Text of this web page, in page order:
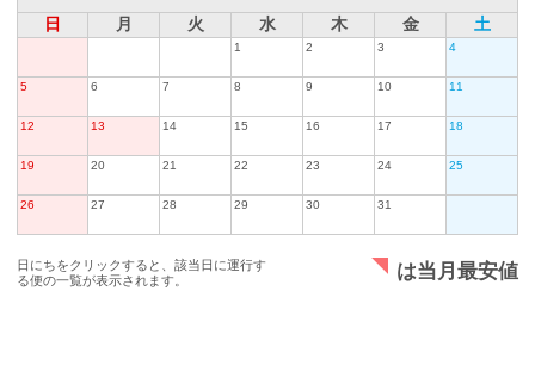
日
月 火 水 木 金 土
1 2 3 4
5 6 7 8 9 10 11
12 13 14 15 16 17 18
19 20 21 22 23 24 25
26 27 28 29 30 31
日にちをクリックすると、該当日に運行す
る便の一覧が表示されます。
は当月最安値